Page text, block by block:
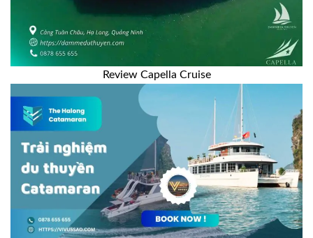
Review Capella Cruise